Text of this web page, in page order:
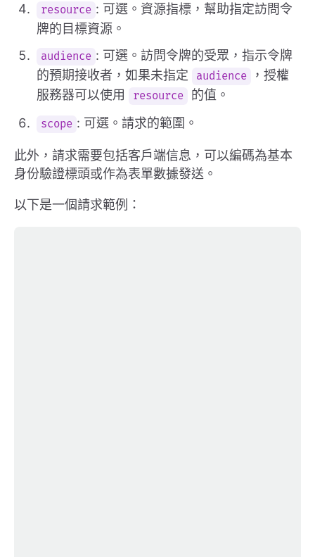
resource : 可選。資源指標，幫助指定訪問令
牌的目標資源。
audience : 可選。訪問令牌的受眾，指示令牌
的預期接收者，如果未指定
audience
，授權
服務器可以使用
resource 的值。
scope : 可選。請求的範圍。
此外，請求需要包括客戶端信息，可以編碼為基本
身份驗證標頭或作為表單數據發送。
以下是一個請求範例：